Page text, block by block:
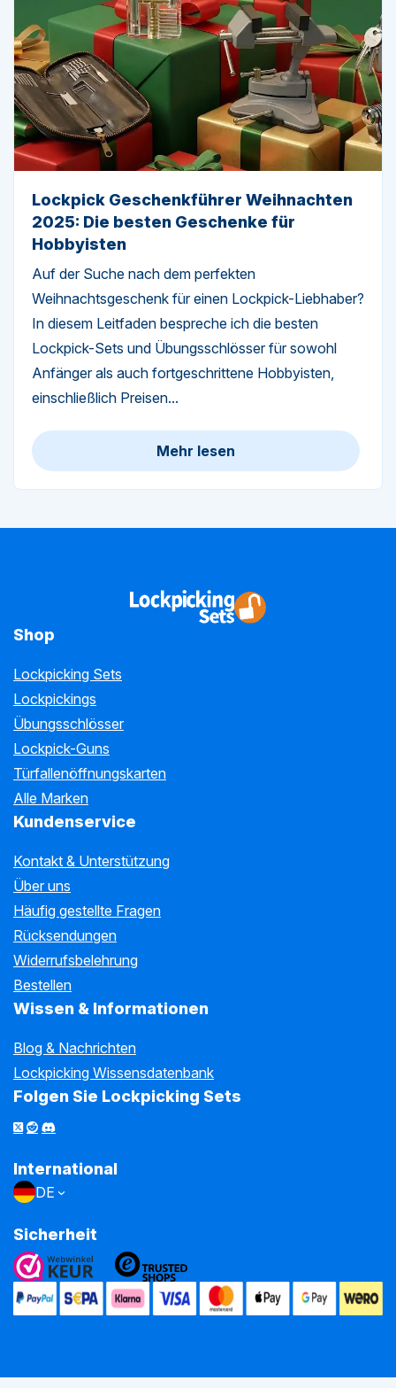
Lockpick Geschenkführer Weihnachten
2025: Die besten Geschenke für
Hobbyisten
Auf der Suche nach dem perfekten
Weihnachtsgeschenk für einen Lockpick-Liebhaber?
In diesem Leitfaden bespreche ich die besten
Lockpick-Sets und Übungsschlösser für sowohl
Anfänger als auch fortgeschrittene Hobbyisten,
einschließlich Preisen...
Mehr lesen
Shop
Lockpicking Sets
Lockpickings
Übungsschlösser
Lockpick-Guns
Türfallenöffnungskarten
Alle Marken
Kundenservice
Kontakt & Unterstützung
Über uns
Häufig gestellte Fragen
Rücksendungen
Widerrufsbelehrung
Bestellen
Wissen & Informationen
Blog & Nachrichten
Lockpicking Wissensdatenbank
Folgen Sie Lockpicking Sets
International
DE
Sicherheit